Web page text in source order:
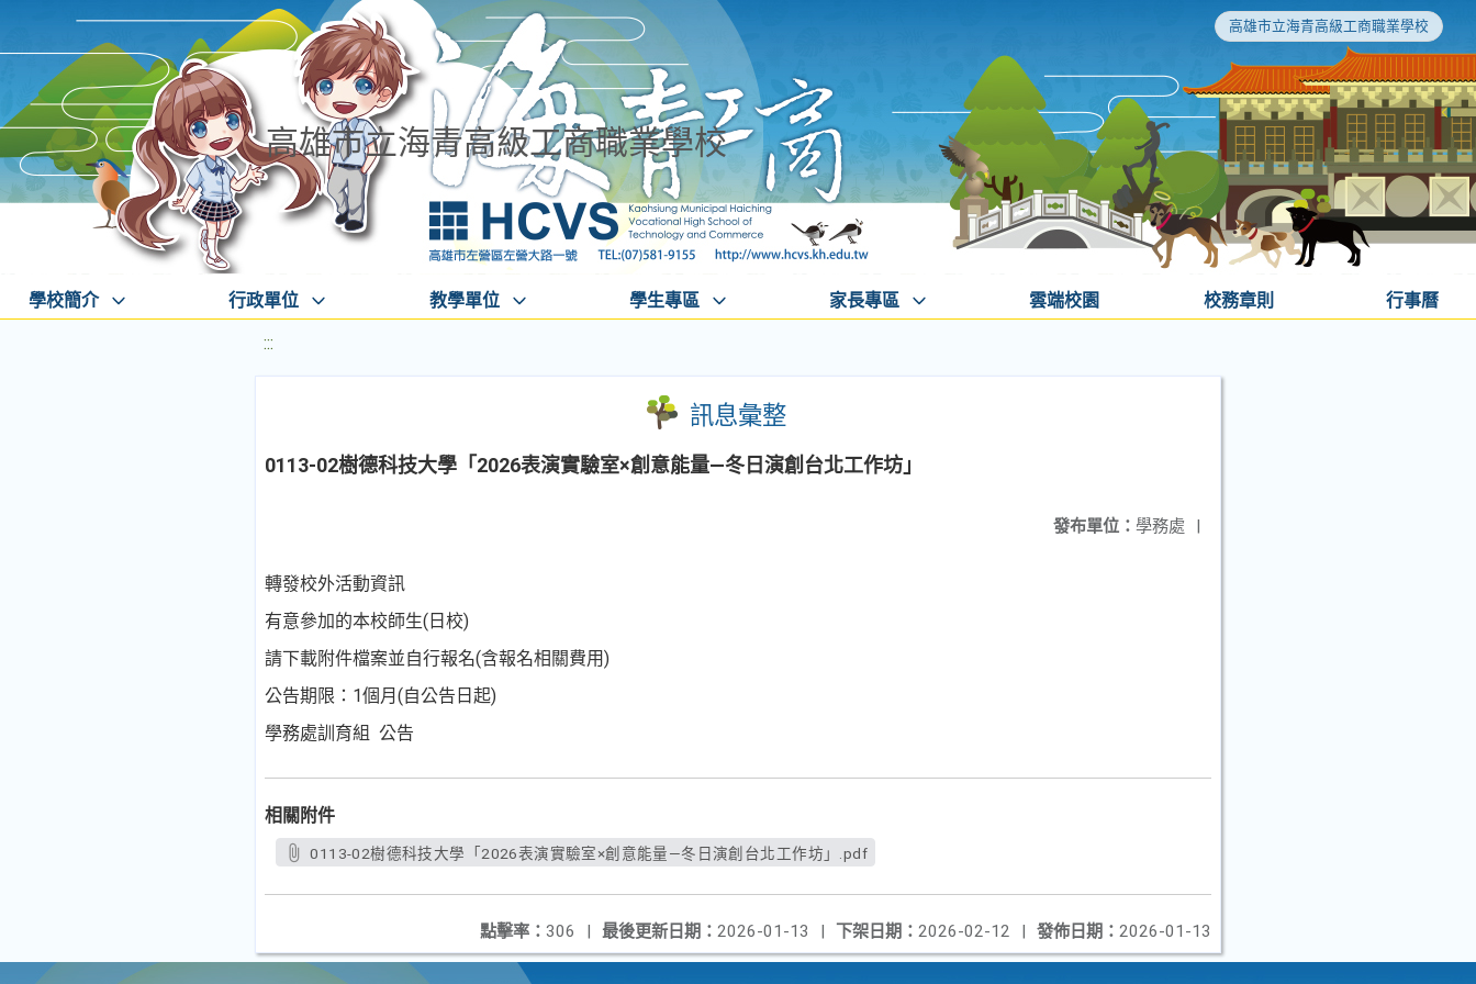
高雄市立海青高級工商職業學校
高雄市立海青高級工商職業學校
學校簡介 行政單位 教學單位 學生專區 家長專區 雲端校園 校務章則 行事曆
:::
訊息彙整
0113-02樹德科技大學「2026表演實驗室×創意能量—冬日演創台北工作坊」
發布單位： 學務處 |
轉發校外活動資訊
有意參加的本校師生(日校)
請下載附件檔案並自行報名(含報名相關費用)
公告期限：1個月(自公告日起)
學務處訓育組 公告
相關附件
0113-02樹德科技大學「2026表演實驗室×創意能量—冬日演創台北工作坊」.pdf
發佈日期： 2026-01-13
下架日期： 2026-02-12 |
最後更新日期： 2026-01-13 |
點擊率： 306 |